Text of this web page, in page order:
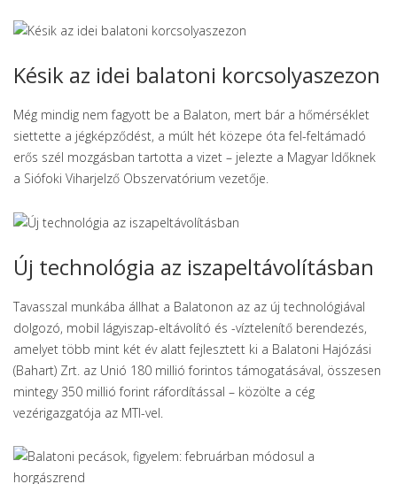
Késik az idei balatoni korcsolyaszezon
Még mindig nem fagyott be a Balaton, mert bár a hőmérséklet
siettette a jégképződést, a múlt hét közepe óta fel-feltámadó
erős szél mozgásban tartotta a vizet – jelezte a Magyar Időknek
a Siófoki Viharjelző Obszervatórium vezetője.
Új technológia az iszapeltávolításban
Tavasszal munkába állhat a Balatonon az az új technológiával
dolgozó, mobil lágyiszap-eltávolító és -víztelenítő berendezés,
amelyet több mint két év alatt fejlesztett ki a Balatoni Hajózási
(Bahart) Zrt. az Unió 180 millió forintos támogatásával, összesen
mintegy 350 millió forint ráfordítással – közölte a cég
vezérigazgatója az MTI-vel.